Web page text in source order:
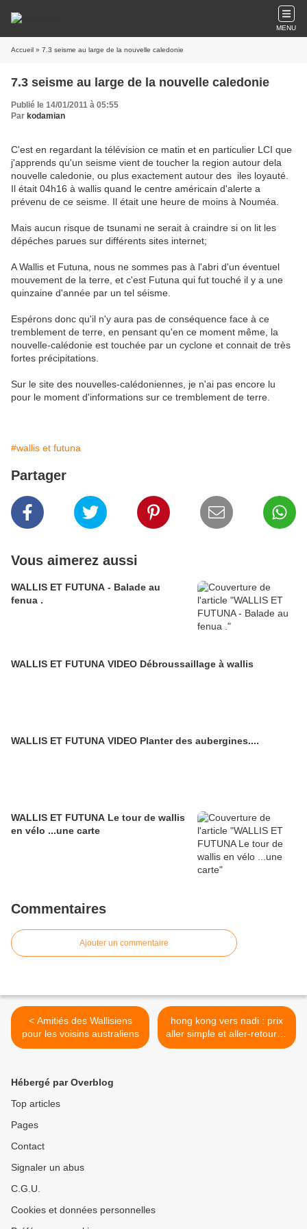
MENU
Accueil » 7.3 seisme au large de la nouvelle caledonie
7.3 seisme au large de la nouvelle caledonie
Publié le 14/01/2011 à 05:55
Par kodamian
C'est en regardant la télévision ce matin et en particulier LCI que
j'apprends qu'un seisme vient de toucher la region autour dela
nouvelle caledonie, ou plus exactement autour des iles loyauté.
Il était 04h16 à wallis quand le centre américain d'alerte a
prévenu de ce seisme. Il était une heure de moins à Nouméa.
Mais aucun risque de tsunami ne serait à craindre si on lit les
dépéches parues sur différents sites internet;
A Wallis et Futuna, nous ne sommes pas à l'abri d'un éventuel
mouvement de la terre, et c'est Futuna qui fut touché il y a une
quinzaine d'année par un tel séisme.
Espérons donc qu'il n'y aura pas de conséquence face à ce
tremblement de terre, en pensant qu'en ce moment même, la
nouvelle-calédonie est touchée par un cyclone et connait de très
fortes précipitations.
Sur le site des nouvelles-calédoniennes, je n'ai pas encore lu
pour le moment d'informations sur ce tremblement de terre.
#wallis et futuna
Partager
Vous aimerez aussi
WALLIS ET FUTUNA - Balade au
fenua .
WALLIS ET FUTUNA VIDEO Débroussaillage à wallis
WALLIS ET FUTUNA VIDEO Planter des aubergines....
WALLIS ET FUTUNA Le tour de wallis
en vélo ...une carte
Commentaires
Ajouter un commentaire
< Amitiés des Wallisiens
pour les voisins australiens
hong kong vers nadi : prix
aller simple et aller-retour ...
>
Hébergé par Overblog
Top articles
Pages
Contact
Signaler un abus
C.G.U.
Cookies et données personnelles